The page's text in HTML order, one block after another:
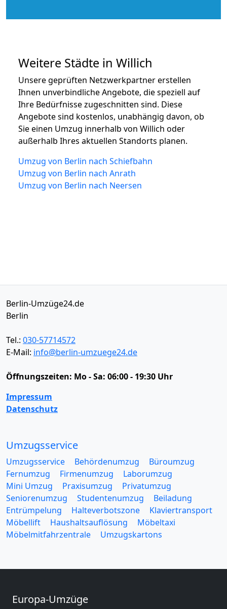
Weitere Städte in Willich
Unsere geprüften Netzwerkpartner erstellen
Ihnen unverbindliche Angebote, die speziell auf
Ihre Bedürfnisse zugeschnitten sind. Diese
Angebote sind kostenlos, unabhängig davon, ob
Sie einen Umzug innerhalb von Willich oder
außerhalb Ihres aktuellen Standorts planen.
Umzug von Berlin nach Schiefbahn
Umzug von Berlin nach Anrath
Umzug von Berlin nach Neersen
Berlin-Umzüge24.de
Berlin
Tel.: 030-57714572
E-Mail: info@berlin-umzuege24.de
Öffnungszeiten: Mo - Sa: 06:00 - 19:30 Uhr
Impressum
Datenschutz
Umzugsservice
Umzugsservice Behördenumzug
Büroumzug
Fernumzug
Firmenumzug
Laborumzug
Mini Umzug
Praxisumzug
Privatumzug
Seniorenumzug
Studentenumzug
Beiladung
Entrümpelung
Halteverbotszone
Klaviertransport
Möbellift
Haushaltsauflösung
Möbeltaxi
Möbelmitfahrzentrale
Umzugskartons
Europa-Umzüge